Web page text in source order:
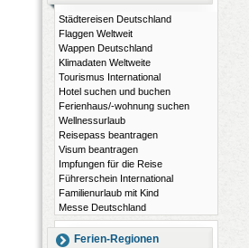
Städtereisen Deutschland
Flaggen Weltweit
Wappen Deutschland
Klimadaten Weltweite
Tourismus International
Hotel suchen und buchen
Ferienhaus/-wohnung suchen
Wellnessurlaub
Reisepass beantragen
Visum beantragen
Impfungen für die Reise
Führerschein International
Familienurlaub mit Kind
Messe Deutschland
Ferien-Regionen